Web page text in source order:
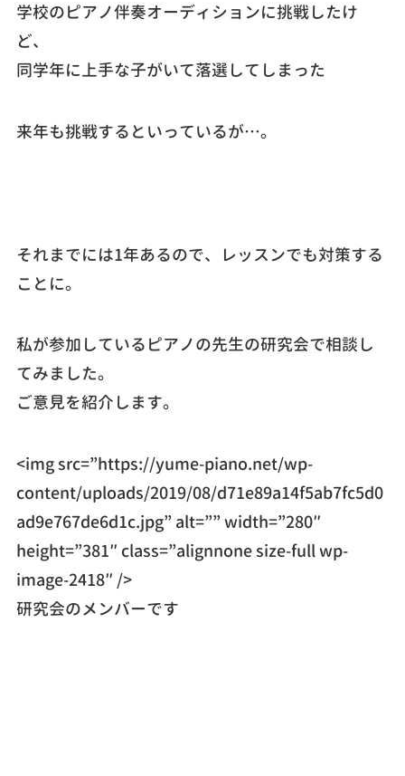
学校のピアノ伴奏オーディションに挑戦したけ
ど、
同学年に上手な子がいて落選してしまった
来年も挑戦するといっているが…。
それまでには1年あるので、レッスンでも対策する
ことに。
私が参加しているピアノの先生の研究会で相談し
てみました。
ご意見を紹介します。
<img src=”https://yume-piano.net/wp-
content/uploads/2019/08/d71e89a14f5ab7fc5d0
ad9e767de6d1c.jpg” alt=”” width=”280″
height=”381″ class=”alignnone size-full wp-
image-2418″ />
研究会のメンバーです